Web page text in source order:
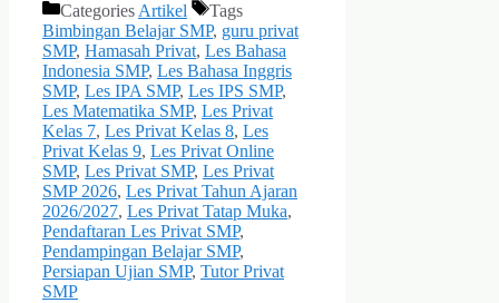
Categories Artikel
Tags
Bimbingan Belajar SMP, guru privat
SMP, Hamasah Privat, Les Bahasa
Indonesia SMP, Les Bahasa Inggris
SMP, Les IPA SMP, Les IPS SMP,
Les Matematika SMP, Les Privat
Kelas 7, Les Privat Kelas 8, Les
Privat Kelas 9, Les Privat Online
SMP, Les Privat SMP, Les Privat
SMP 2026, Les Privat Tahun Ajaran
2026/2027, Les Privat Tatap Muka,
Pendaftaran Les Privat SMP,
Pendampingan Belajar SMP,
Persiapan Ujian SMP, Tutor Privat
SMP